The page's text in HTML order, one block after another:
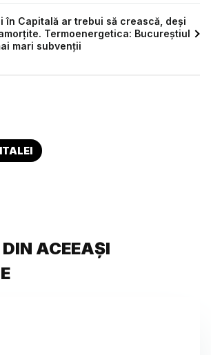
în Capitală ar trebui să crească, deși
Termoenergetica: Bucureștiul
mari subvenții
ACEEAȘI